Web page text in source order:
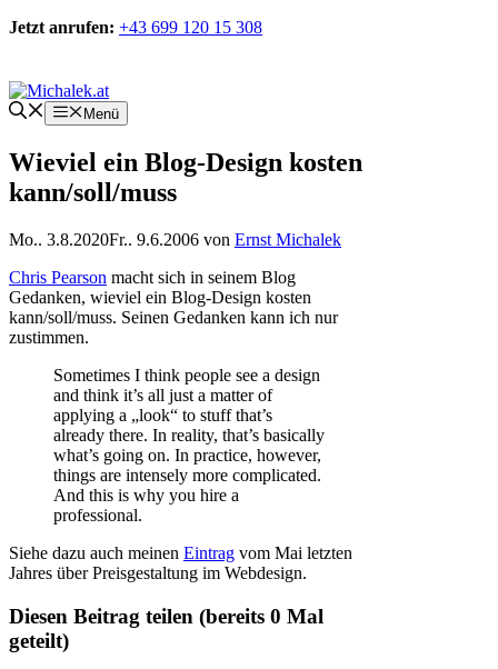
Zum
Jetzt anrufen: +43 699 120 15 308
Menü
Wieviel ein Blog-Design kosten
kann/soll/muss
Mo.. 3.8.2020Fr.. 9.6.2006 von Ernst Michalek
Chris Pearson macht sich in seinem Blog
Gedanken, wieviel ein Blog-Design kosten
kann/soll/muss. Seinen Gedanken kann ich nur
zustimmen.
Sometimes I think people see a design
and think it’s all just a matter of
applying a „look“ to stuff that’s
already there. In reality, that’s basically
what’s going on. In practice, however,
things are intensely more complicated.
And this is why you hire a
professional.
Siehe dazu auch meinen Eintrag vom Mai letzten
Jahres über Preisgestaltung im Webdesign.
Diesen Beitrag teilen (bereits 0 Mal
geteilt)